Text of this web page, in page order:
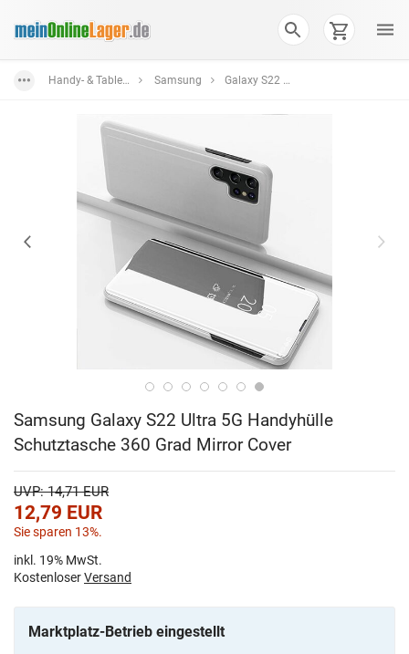
Handy- & Tablet-Zubehör Samsung Galaxy S22 Ultra
Samsung Galaxy S22 Ultra 5G Handyhülle
Schutztasche 360 Grad Mirror Cover
UVP: 14,71 EUR
12,79 EUR
Sie sparen 13%.
inkl. 19% MwSt.
KostenloserVersand
Marktplatz-Betrieb eingestellt